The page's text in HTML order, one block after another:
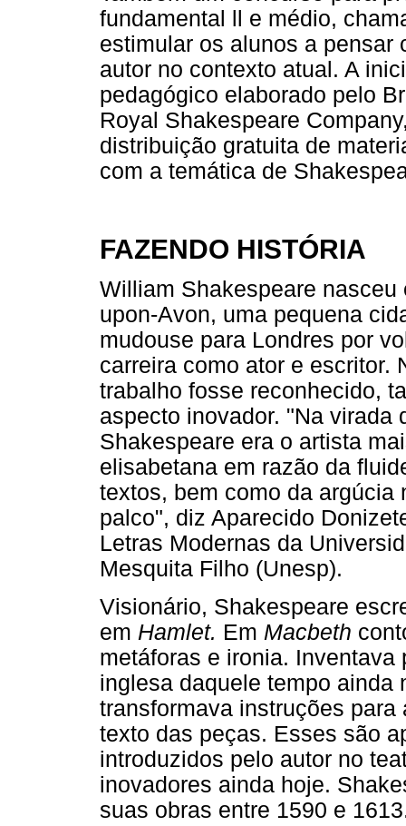
fundamental ll e médio,
estimular os alunos a pensar
autor no contexto atual. A
pedagógico elaborado pelo
Royal Shakespeare
distribuição gratuita de
com a temática de
FAZENDO HISTÓRIA
William Shakespeare
upon-Avon, uma pequena
mudouse para Londres por
carreira como ator e escritor.
trabalho fosse reconhecido,
aspecto inovador. "Na virada
Shakespeare era o artista
elisabetana em razão da
textos, bem como da argúcia
palco", diz Aparecido
Letras Modernas da
Mesquita Filho (Unesp).
Visionário, Shakespeare
em Hamlet. Em Macbeth
metáforas e ironia.
inglesa daquele tempo ainda
transformava instruções
texto das peças. Esses são
introduzidos pelo autor no
inovadores ainda hoje.
suas obras entre 1590 e